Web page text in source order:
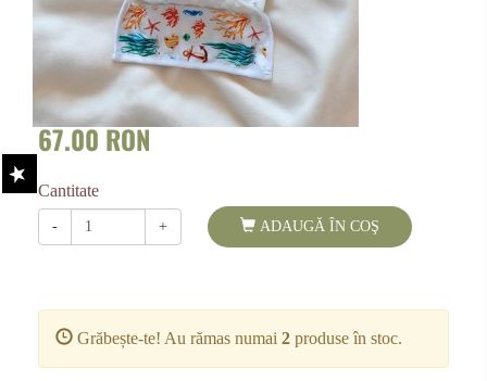
67.00 RON
Cantitate
- + ADAUGĂ ÎN COŞ
Grăbește-te! Au rămas numai 2 produse în stoc.